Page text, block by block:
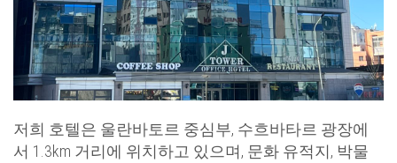
저희 호텔은 울란바토르 중심부, 수흐바타르 광장에
서 1.3km 거리에 위치하고 있으며, 문화 유적지, 박물